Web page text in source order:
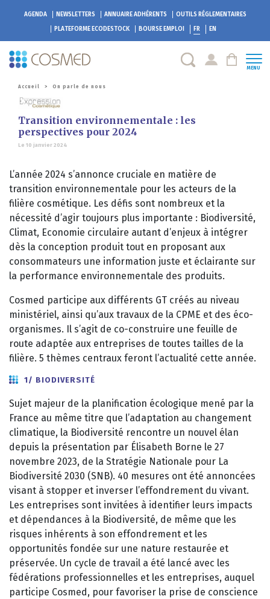
AGENDA NEWSLETTERS ANNUAIRE ADHÉRENTS
OUTILS RÉGLEMENTAIRES
PLATEFORME ECODESTOCK BOURSE EMPLOI FR EN
MENU
Accueil > On parle de nous
Transition environnementale : les
perspectives pour 2024
Le 10 janvier 2024
L’année 2024 s’annonce cruciale en matière de
transition environnementale pour les acteurs de la
filière cosmétique. Les défis sont nombreux et la
nécessité d’agir toujours plus importante : Biodiversité,
Climat, Economie circulaire autant d’enjeux à intégrer
dès la conception produit tout en proposant aux
consommateurs une information juste et éclairante sur
la performance environnementale des produits.
Cosmed participe aux différents GT créés au niveau
ministériel, ainsi qu’aux travaux de la CPME et des éco-
organismes. Il s’agit de co-construire une feuille de
route adaptée aux entreprises de toutes tailles de la
filière. 5 thèmes centraux feront l’actualité cette année.
1/ BIODIVERSITÉ
Sujet majeur de la planification écologique mené par la
France au même titre que l’adaptation au changement
climatique, la Biodiversité rencontre un nouvel élan
depuis la présentation par Élisabeth Borne le 27
novembre 2023, de la Stratégie Nationale pour La
Biodiversité 2030 (SNB). 40 mesures ont été annoncées
visant à stopper et inverser l’effondrement du vivant.
Les entreprises sont invitées à identifier leurs impacts
et dépendances à la Biodiversité, de même que les
risques inhérents à son effondrement et les
opportunités fondée sur une nature restaurée et
préservée. Un cycle de travail a été lancé avec les
fédérations professionnelles et les entreprises, auquel
participe Cosmed, pour favoriser la prise de conscience